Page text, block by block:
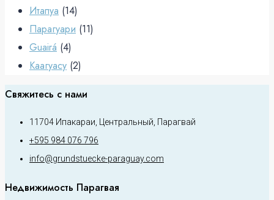
Итапуа (14)
Парагуари (11)
Guairá (4)
Каагуасу (2)
Свяжитесь с нами
11704 Ипакараи, Центральный, Парагвай
+595 984 076 796
info@grundstuecke-paraguay.com
Недвижимость Парагвая